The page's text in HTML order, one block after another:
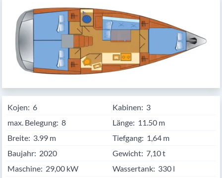
Kojen: 6 Kabinen: 3
max. Belegung: 8 Länge: 11.50
Breite: 3.99 Tiefgang: 1,64 m
Baujahr: 2020 Gewicht: 7,10 t
Maschine: 29,00 kW Wassertank: 330 l